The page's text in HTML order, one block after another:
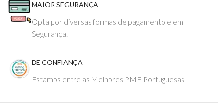
MAIOR SEGURANÇA
Opta por diversas formas de pagamento e em
Segurança.
DE CONFIANÇA
Estamos entre as Melhores PME Portuguesas